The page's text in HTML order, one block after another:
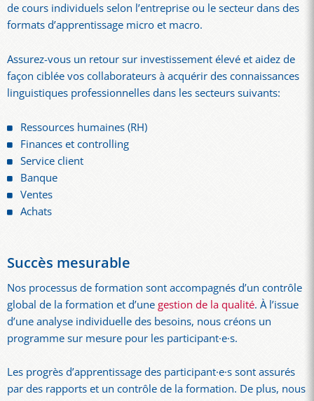
de cours individuels selon l’entreprise ou le secteur dans des
formats d’apprentissage micro et macro.
Assurez-vous un retour sur investissement élevé et aidez de
façon ciblée vos collaborateurs à acquérir des connaissances
linguistiques professionnelles dans les secteurs suivants:
Ressources humaines (RH)
Finances et controlling
Service client
Banque
Ventes
Achats
Succès mesurable
Nos processus de formation sont accompagnés d’un contrôle
global de la formation et d’unegestion de la qualité. À l’issue
d’une analyse individuelle des besoins, nous créons un
programme sur mesure pour les participant·e·s.
Les progrès d’apprentissage des participant·e·s sont assurés
par des rapports et un contrôle de la formation. De plus, nous